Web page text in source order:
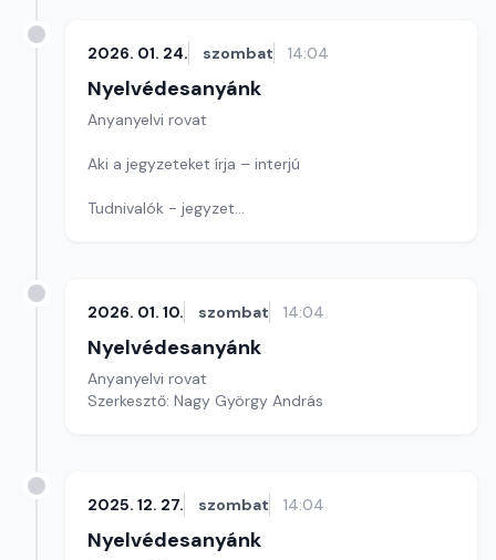
2026. 01. 24. szombat 14:04
Nyelvédesanyánk
Anyanyelvi rovat
Aki a jegyzeteket írja – interjú
Tudnivalók - jegyzet
2026. 01. 10.
szombat 14:04
Nyelvédesanyánk
Anyanyelvi rovat
Szerkesztő: Nagy György András
2025. 12. 27. szombat 14:04
Nyelvédesanyánk